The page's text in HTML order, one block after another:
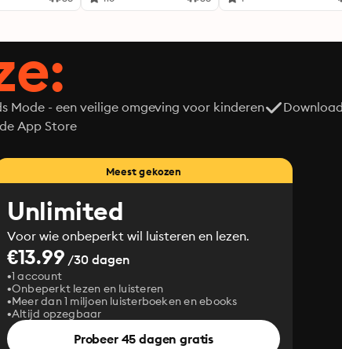
Mode - een veilige omgeving voor kinderen
App Store
Meest gekozen
Unlimited
Voor wie onbeperkt wil luisteren en lezen.
€13.99 /30 dagen
1 account
Onbeperkt lezen en luisteren
Meer dan 1 miljoen luisterboeken en ebooks
Altijd opzegbaar
Probeer 45 dagen gratis